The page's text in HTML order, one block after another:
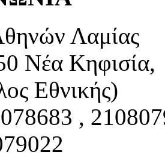
Λαμίας
Νέα Κηφισία,
Εθνικής)
,